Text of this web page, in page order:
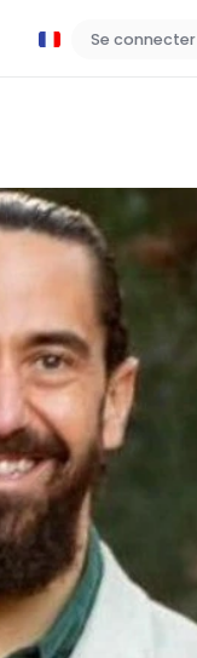
Se connecter